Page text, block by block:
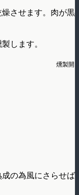
させます。肉が黒
します。
燻製 燻製開
5時間
の為風にさらせば